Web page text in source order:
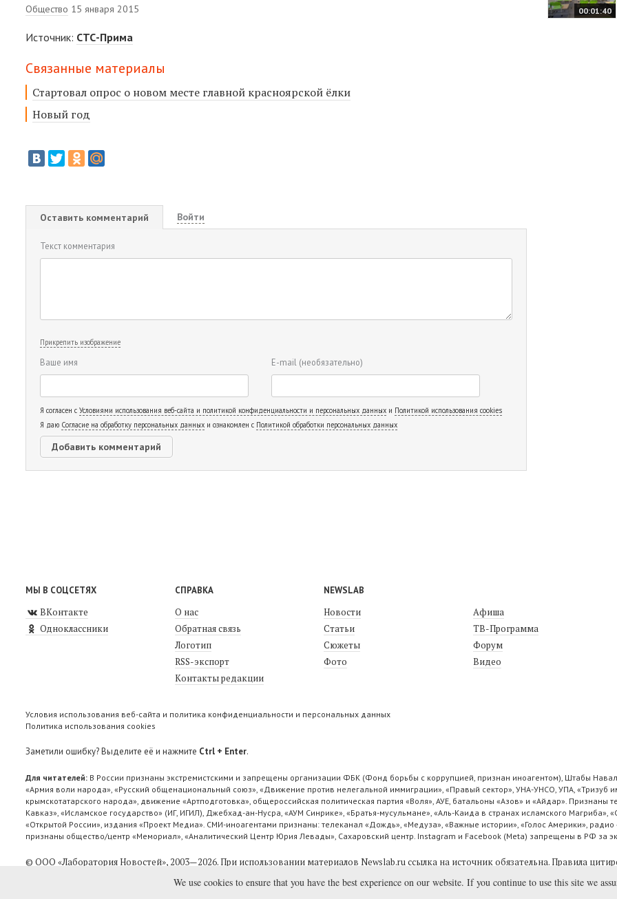
Общество 15 января 2015
Источник: СТС-Прима
Связанные материалы
Стартовал опрос о новом месте главной красноярской ёлки
Новый год
Оставить комментарий Войти
Текст комментария
Прикрепить изображение
Ваше имя E-mail (необязательно)
Я согласен с Условиями использования веб-сайта и политикой конфиденциальности и персональных данных и Политикой использования cookies
Я даю Согласие на обработку персональных данных и ознакомлен с Политикой обработки персональных данных
00:01:40
МЫ В СОЦСЕТЯХ
ВКонтакте
Одноклассники
СПРАВКА
О нас
Обратная связь
Логотип
RSS-экспорт
Контакты редакции
NEWSLAB
Новости
Статьи
Сюжеты
Фото
Афиша
ТВ-Программа
Форум
Видео
Условия использования веб-сайта и политика конфиденциальности и персональных данных
Политика использования cookies
Заметили ошибку? Выделите её и нажмите Ctrl + Enter.
Для читателей: В России признаны экстремистскими и запрещены организации ФБК (Фонд борьбы с коррупцией, признан иноагентом), Штабы
«Армия воли народа», «Русский общенациональный союз», «Движение против нелегальной иммиграции», «Правый сектор», УНА-УНСО, УПА, «Тризуб
крымскотатарского народа», движение «Артподготовка», общероссийская политическая партия «Воля», АУЕ, батальоны «Азов» и «Айдар».
Кавказ», «Исламское государство» (ИГ, ИГИЛ), Джебхад-ан-Нусра, «АУМ Синрике», «Братья-мусульмане», «Аль-Каида в странах исламского Магриба»,
«Открытой России», издания «Проект Медиа». СМИ-иноагентами признаны: телеканал «Дождь», «Медуза», «Важные истории», «Голос Америки»,
признаны общество/центр «Мемориал», «Аналитический Центр Юрия Левады», Сахаровский центр. Instagram и Facebook (Metа) запрещены в РФ за
© ООО «Лаборатория Новоcтей», 2003—2026.При использовании материалов Newslab.ru ссылка на источник обязательна.Правила
We use cookies to ensure that you have the best experience on our website. If you continue to use this site we